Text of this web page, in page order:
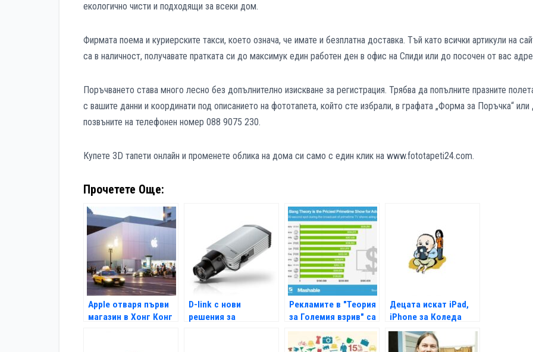
екологично чисти и подходящи за всеки дом.
Фирмата поема и куриерските такси, което означа, че имате и безплатна доставка. Тъй като всички артикули на
са в наличност, получавате пратката си до максимук един работен ден в офис на Спиди или до посочен от вас
Поръчването става много лесно без допълнително изискване за регистрация. Трябва да попълните празните
с вашите данни и координати под описанието на фототапета, който сте избрали, в графата „Форма за Поръчка“ или
позвъните на телефонен номер 088 9075 230.
Купете 3D тапети онлайн и променете облика на дома си само с един клик на www.fototapeti24.com.
Прочетете Още:
Apple отваря първи
магазин в Хонг Конг
D-link с нови
решения за
Рекламите в "Теория
за Големия взрив" са
най-скъпи
Децата искат iPad,
iPhone за Коледа